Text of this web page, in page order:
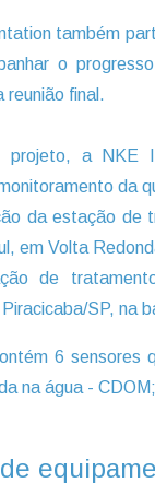
também
o
reunião final.
a NKE
da
da estação de
em Volta
de
SP, na
6 sensores
na água -